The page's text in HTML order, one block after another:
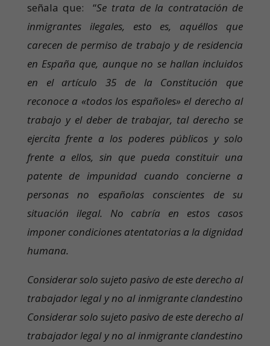
señala que: “Se trata de la contratación de
inmigrantes ilegales, esto es, aquéllos que
carecen de permiso de trabajo y de residencia
en España que, aunque no se hallan incluidos
en el artículo 35 de la Constitución que
reconoce a «todos los españoles» el derecho al
trabajo y el deber de trabajar, tal derecho se
ejercita frente a los poderes públicos y solo
frente a ellos, sin que pueda constituir una
patente de impunidad cuando concierne a
personas no españolas conscientes de su
situación ilegal. No cabría en estos casos
imponer condiciones atentatorias a la dignidad
humana.
Considerar solo sujeto pasivo de este derecho al
trabajador legal y no al inmigrante clandestino
Considerar solo sujeto pasivo de este derecho al
trabajador legal y no al inmigrante clandestino